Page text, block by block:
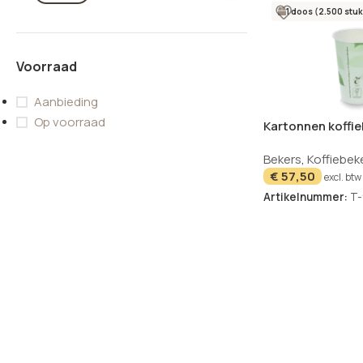
Voorraad
Aanbieding
Op voorraad
1 doos (2.500
Kartonnen
– 2500 stuks
Bekers,
€57,50 excl. btw
Artikelnummer: